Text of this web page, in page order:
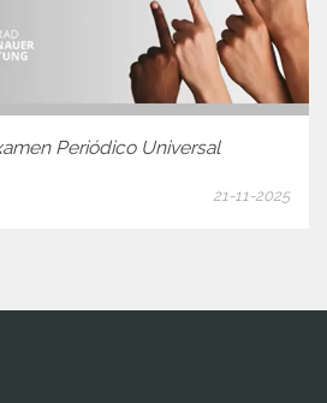
Periódico Universal
21-11-2025